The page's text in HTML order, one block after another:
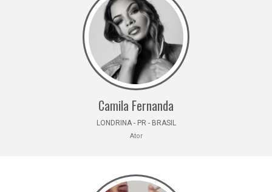
Camila Fernanda
LONDRINA - PR - BRASIL
Ator